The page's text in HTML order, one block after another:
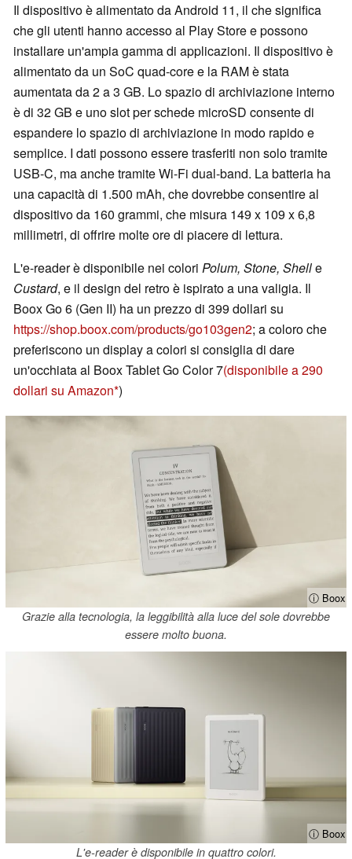
Il dispositivo è alimentato da Android 11, il che significa
che gli utenti hanno accesso al Play Store e possono
installare un'ampia gamma di applicazioni. Il dispositivo è
alimentato da un SoC quad-core e la RAM è stata
aumentata da 2 a 3 GB. Lo spazio di archiviazione interno
è di 32 GB e uno slot per schede microSD consente di
espandere lo spazio di archiviazione in modo rapido e
semplice. I dati possono essere trasferiti non solo tramite
USB-C, ma anche tramite Wi-Fi dual-band. La batteria ha
una capacità di 1.500 mAh, che dovrebbe consentire al
dispositivo da 160 grammi, che misura 149 x 109 x 6,8
millimetri, di offrire molte ore di piacere di lettura.
L'e-reader è disponibile nei colori Polum, Stone, Shelle
Custard, e il design del retro è ispirato a una valigia. Il
Boox Go 6 (Gen II) ha un prezzo di 399 dollari su
https://shop.boox.com/products/go103gen2; a coloro che
preferiscono un display a colori si consiglia di dare
un'occhiata al Boox Tablet Go Color 7(disponibile a 290
dollari su Amazon )
ⓘ Boox
Grazie alla tecnologia, la leggibilità alla luce del sole dovrebbe
essere molto buona.
ⓘ Boox
L'e-reader è disponibile in quattro colori.